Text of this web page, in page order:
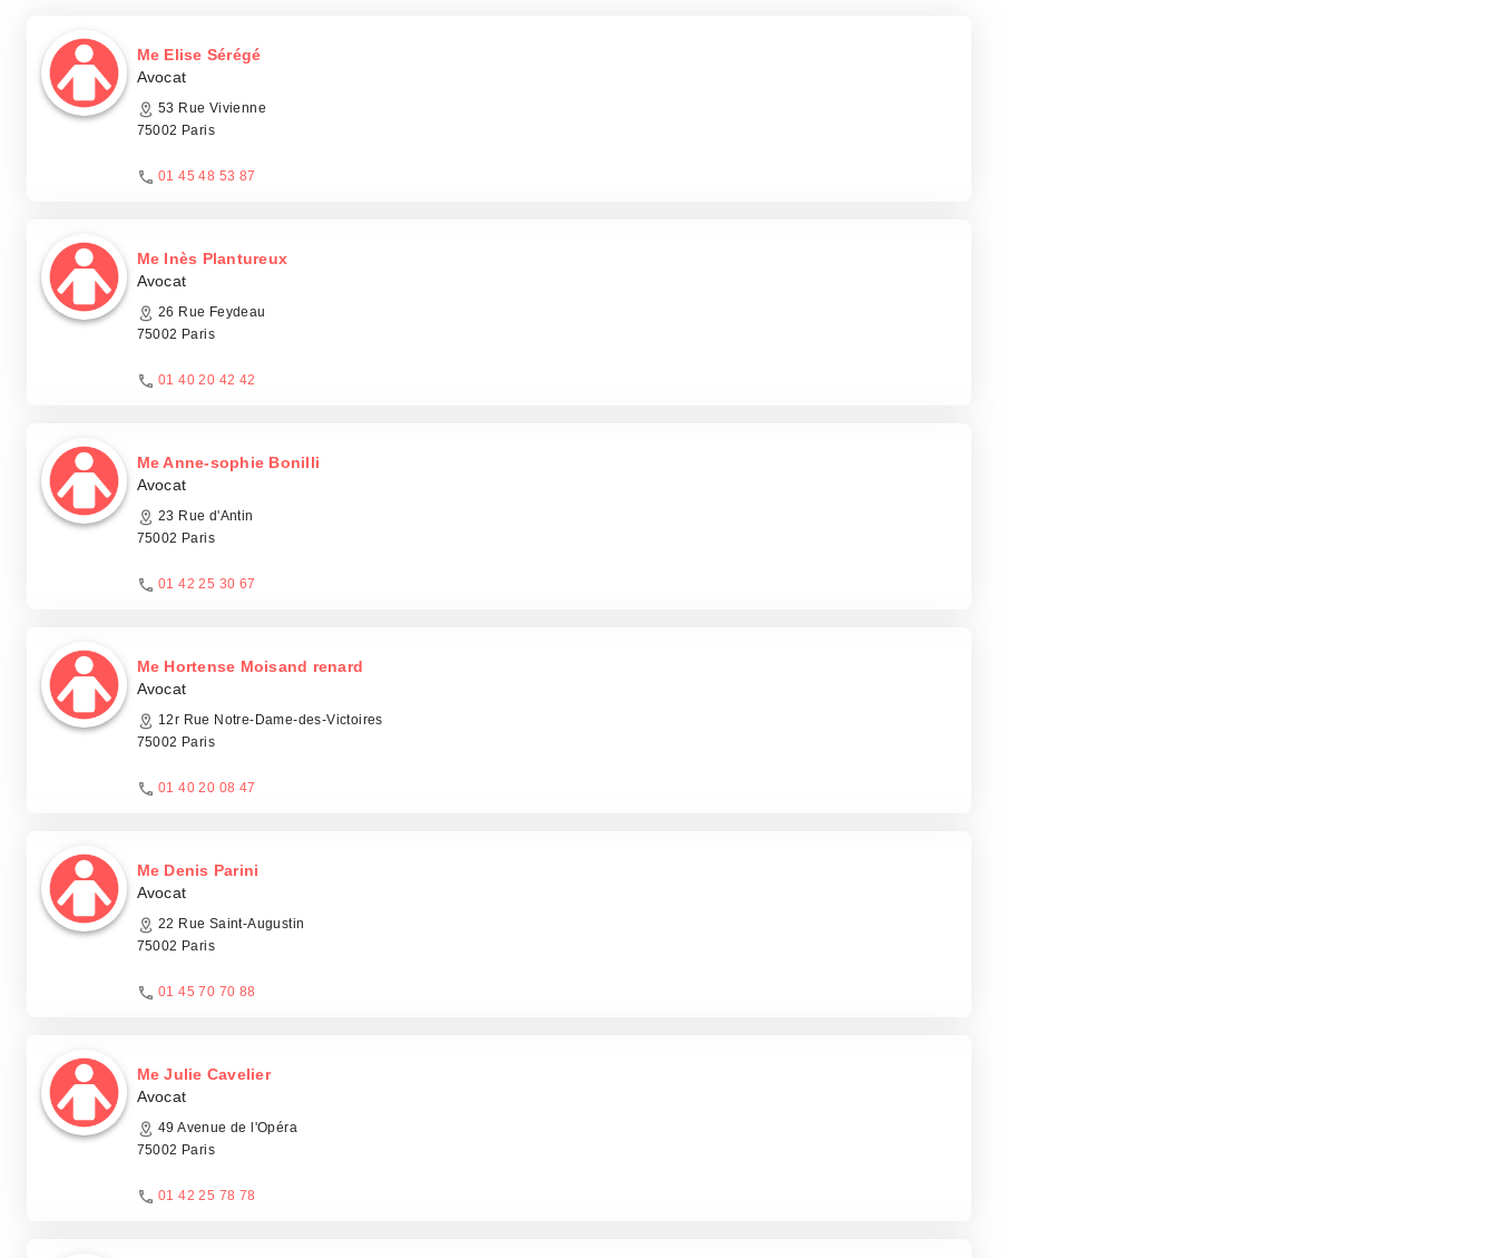
Me Elise Sérégé
Avocat
53 Rue Vivienne
75002 Paris
01 45 48 53 87
Me Inès Plantureux
Avocat
26 Rue Feydeau
75002 Paris
01 40 20 42 42
Me Anne-sophie Bonilli
Avocat
23 Rue d'Antin
75002 Paris
01 42 25 30 67
Me Hortense Moisand renard
Avocat
12r Rue Notre-Dame-des-Victoires
75002 Paris
01 40 20 08 47
Me Denis Parini
Avocat
22 Rue Saint-Augustin
75002 Paris
01 45 70 70 88
Me Julie Cavelier
Avocat
49 Avenue de l'Opéra
75002 Paris
01 42 25 78 78